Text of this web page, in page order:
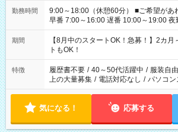
勤務時間
9:00～18:00（休憩60分） ■ご希望があれば下記シフトもOK！
早番 7:00～16:00 遅番 10:00～19:00 夜勤
と休みを合わせたい」 「余裕を持って
「できれば残業はしたくない」 など、
ね。 ※Wワーク希望の方へ 今ご覧のお仕事で希望する勤務時間
と、もう1つのお仕事の勤務時間。 合
合は応募できません。
期間
【8月中のスタートOK！急募！】2カ
トもOK！
特徴 履歴書不要 / 40～50代活躍中 / 服装自由
上の大量募集 / 電話対応なし / パソコン
気になる！ 応募する